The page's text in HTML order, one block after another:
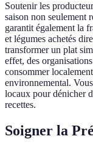
Soutenir les
saison non seulement
garantit également la
et légumes achetés
transformer un plat
effet, des
consommer
environnemental.
locaux pour dénicher
recettes.
Soigner la